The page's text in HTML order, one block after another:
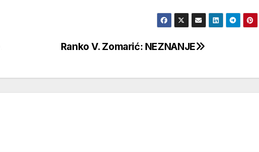
Ranko V. Zomarić: NEZNANJE